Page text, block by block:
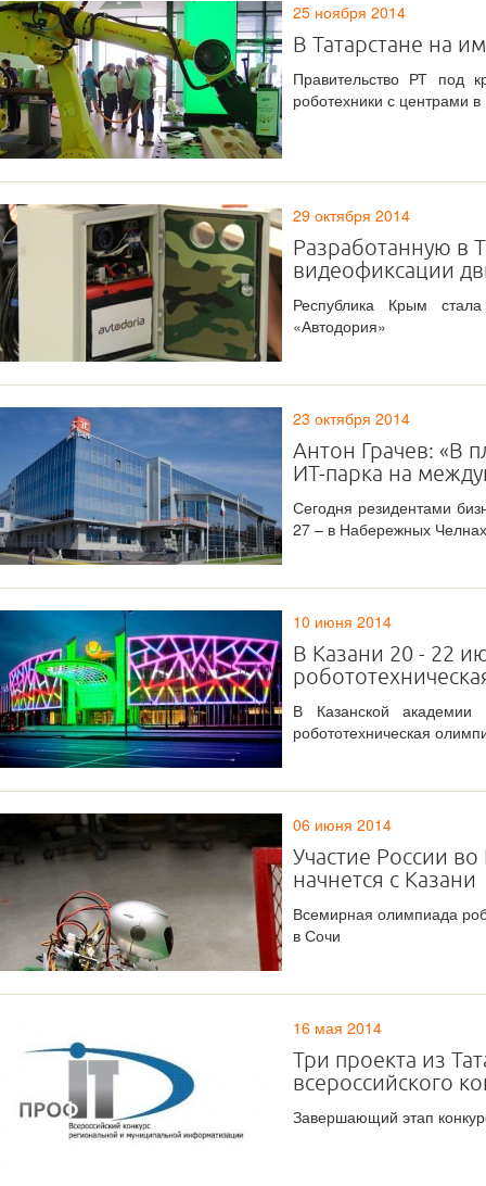
25 ноября 2014
В Татарстане на
Правительство РТ под
роботехники с центрами
29 октября 2014
Разработанную в
видеофиксации
Республика Крым
«Автодория»
23 октября 2014
Антон Грачев: «В
ИТ-парка на
Сегодня резидентами
27 – в Набережных
10 июня 2014
В Казани 20 - 22
В Казанской
робототехническая
06 июня 2014
Участие России
начнется с Казани
Всемирная олимпиада
в Сочи
16 мая 2014
Три проекта из
всероссийского
Завершающий этап